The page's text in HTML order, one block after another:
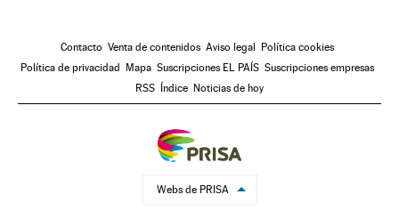
Contacto Venta de contenidos Aviso legal
Política cookies
Política de privacidad
Mapa Suscripciones EL PAÍS Suscripciones empresas
RSS
Índice Noticias de hoy
Webs de PRISA